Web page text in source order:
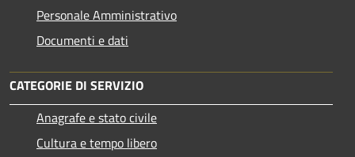
Personale Amministrativo
Documenti e dati
CATEGORIE DI SERVIZIO
Anagrafe e stato civile
Cultura e tempo libero